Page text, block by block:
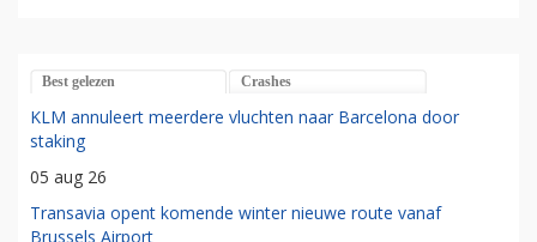
Best gelezen Crashes
KLM annuleert meerdere vluchten naar Barcelona door
staking
05 aug 26
Transavia opent komende winter nieuwe route vanaf
Brussels Airport